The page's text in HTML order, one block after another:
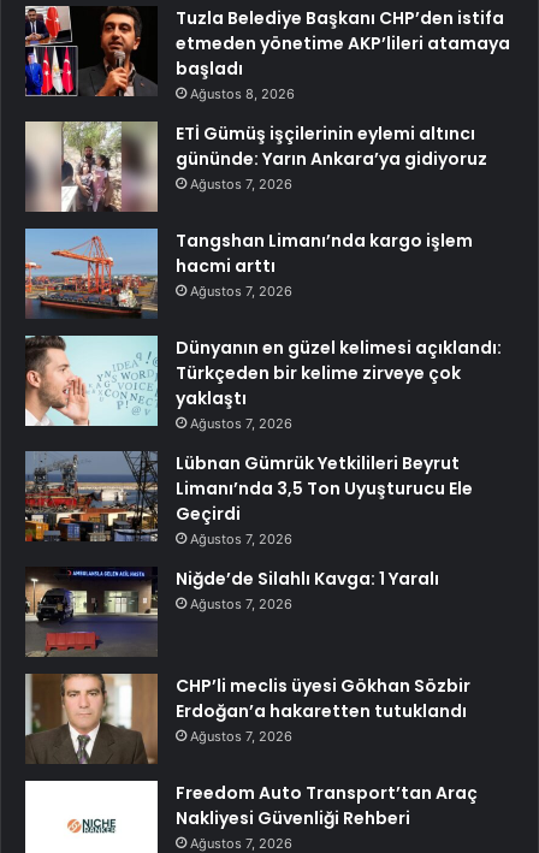
Tuzla Belediye Başkanı CHP’den istifa
etmeden yönetime AKP’lileri atamaya
başladı
Ağustos 8, 2026
ETİ Gümüş işçilerinin eylemi altıncı
gününde: Yarın Ankara’ya gidiyoruz
Ağustos 7, 2026
Tangshan Limanı’nda kargo işlem
hacmi arttı
Ağustos 7, 2026
Dünyanın en güzel kelimesi açıklandı:
Türkçeden bir kelime zirveye çok
yaklaştı
Ağustos 7, 2026
Lübnan Gümrük Yetkilileri Beyrut
Limanı’nda 3,5 Ton Uyuşturucu Ele
Geçirdi
Ağustos 7, 2026
Niğde’de Silahlı Kavga: 1 Yaralı
Ağustos 7, 2026
CHP’li meclis üyesi Gökhan Sözbir
Erdoğan’a hakaretten tutuklandı
Ağustos 7, 2026
Freedom Auto Transport’tan Araç
Nakliyesi Güvenliği Rehberi
Ağustos 7, 2026